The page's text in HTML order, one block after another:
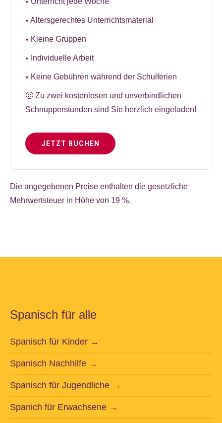
⭑ Altersgerechtes Unterrichtsmaterial
⭑ Kleine Gruppen
⭑ Individuelle Arbeit
⭑ Keine Gebühren während der Schulferien
🙂 Zu zwei kostenlosen und unverbindlichen
Schnupperstunden sind Sie herzlich eingeladen!
JETZT BUCHEN
Die angegebenen Preise enthalten die gesetzliche
Mehrwertsteuer in Höhe von 19 %.
Spanisch für alle
Spanisch für Kinder →
Spanisch Nachhilfe →
Spanisch für Jugendliche →
Spanich für Erwachsene →